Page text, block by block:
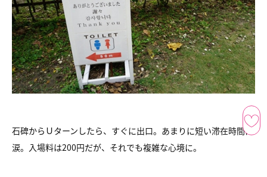
石碑からＵターンしたら、すぐに出口。あまりに短い滞在時間に
涙。入場料は200円だが、それでも複雑な心境に。